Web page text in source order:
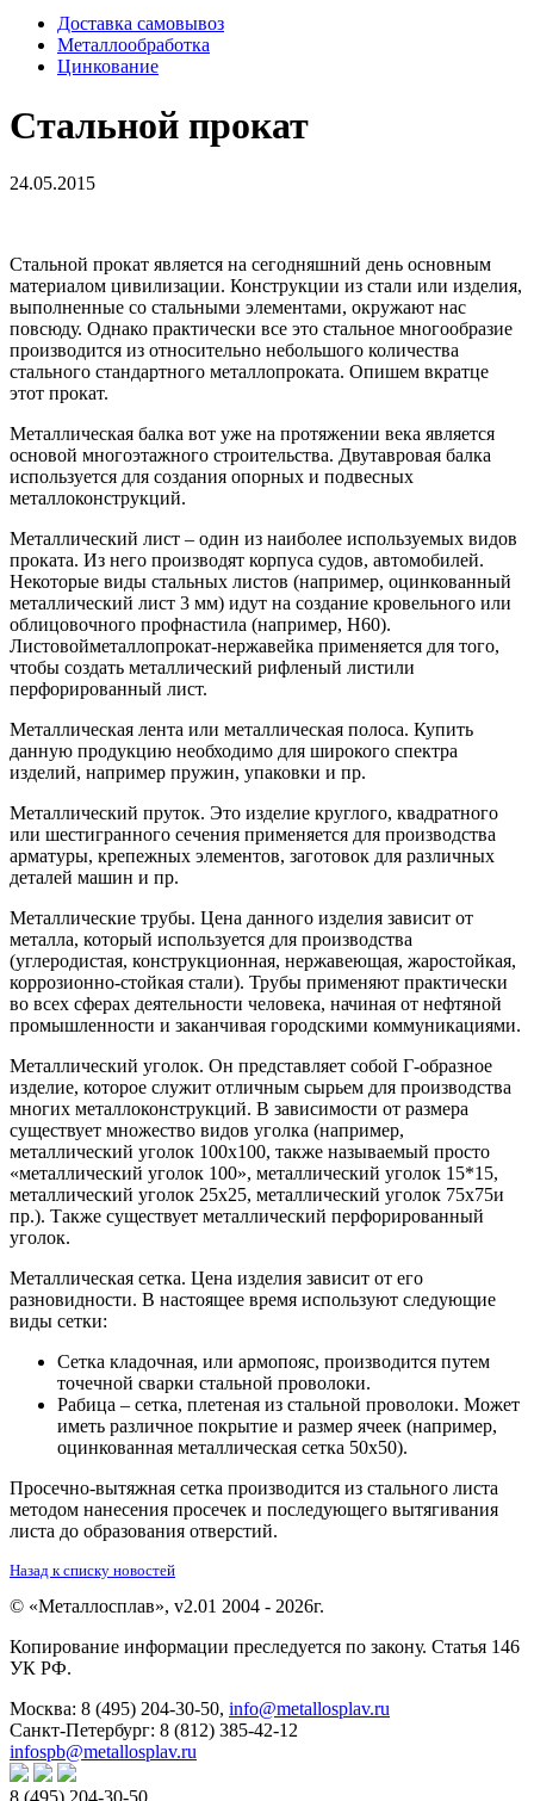
Доставка самовывоз
Металлообработка
Цинкование
Стальной прокат
24.05.2015
Стальной прокат является на сегодняшний день основным
материалом цивилизации. Конструкции из стали или изделия,
выполненные со стальными элементами, окружают нас
повсюду. Однако практически все это стальное многообразие
производится из относительно небольшого количества
стального стандартного металлопроката. Опишем вкратце
этот прокат.
Металлическая балка вот уже на протяжении века является
основой многоэтажного строительства. Двутавровая балка
используется для создания опорных и подвесных
металлоконструкций.
Металлический лист – один из наиболее используемых видов
проката. Из него производят корпуса судов, автомобилей.
Некоторые виды стальных листов (например, оцинкованный
металлический лист 3 мм) идут на создание кровельного или
облицовочного профнастила (например, Н60).
Листовойметаллопрокат-нержавейка применяется для того,
чтобы создать металлический рифленый листили
перфорированный лист.
Металлическая лента или металлическая полоса. Купить
данную продукцию необходимо для широкого спектра
изделий, например пружин, упаковки и пр.
Металлический пруток. Это изделие круглого, квадратного
или шестигранного сечения применяется для производства
арматуры, крепежных элементов, заготовок для различных
деталей машин и пр.
Металлические трубы. Цена данного изделия зависит от
металла, который используется для производства
(углеродистая, конструкционная, нержавеющая, жаростойкая,
коррозионно-стойкая стали). Трубы применяют практически
во всех сферах деятельности человека, начиная от нефтяной
промышленности и заканчивая городскими коммуникациями.
Металлический уголок. Он представляет собой Г-образное
изделие, которое служит отличным сырьем для производства
многих металлоконструкций. В зависимости от размера
существует множество видов уголка (например,
металлический уголок 100х100, также называемый просто
«металлический уголок 100», металлический уголок 15*15,
металлический уголок 25х25, металлический уголок 75х75и
пр.). Также существует металлический перфорированный
уголок.
Металлическая сетка. Цена изделия зависит от его
разновидности. В настоящее время используют следующие
виды сетки:
Сетка кладочная, или армопояс, производится путем
точечной сварки стальной проволоки.
Рабица – сетка, плетеная из стальной проволоки. Может
иметь различное покрытие и размер ячеек (например,
оцинкованная металлическая сетка 50х50).
Просечно-вытяжная сетка производится из стального листа
методом нанесения просечек и последующего вытягивания
листа до образования отверстий.
Назад к списку новостей
© «Металлосплав», v2.01 2004 - 2026г.
Копирование информации преследуется по закону. Статья 146
УК РФ.
Москва: 8 (495) 204-30-50, info@metallosplav.ru
Санкт-Петербург: 8 (812) 385-42-12
infospb@metallosplav.ru